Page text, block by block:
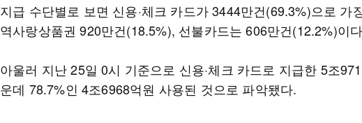
지급 수단별로 보면 신용·체크 카드가 3444만건(69.3%)으로 가
역사랑상품권 920만건(18.5%), 선불카드는 606만건(12.2%)이
아울러 지난 25일 0시 기준으로 신용·체크 카드로 지급한 5조
운데 78.7%인 4조6968억원 사용된 것으로 파악됐다.